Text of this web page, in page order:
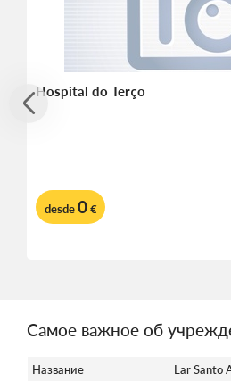
Hospital do Terço
desde0€
Самое важное об
Название
Lar Santo